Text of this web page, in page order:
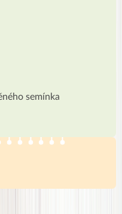
semínka